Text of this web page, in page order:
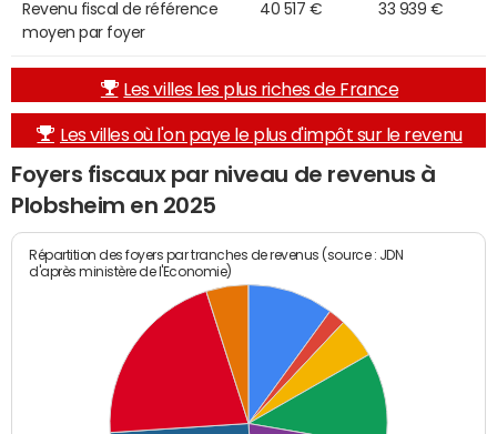
Revenu fiscal de référence
moyen par foyer
40 517 € 33 939 €
Les villes les plus riches de France
Les villes où l'on paye le plus d'impôt sur le revenu
Foyers fiscaux par niveau de revenus à
Plobsheim en 2025
Répartition des foyers par tranches de revenus (source : JDN
d'après ministère de l'Economie)